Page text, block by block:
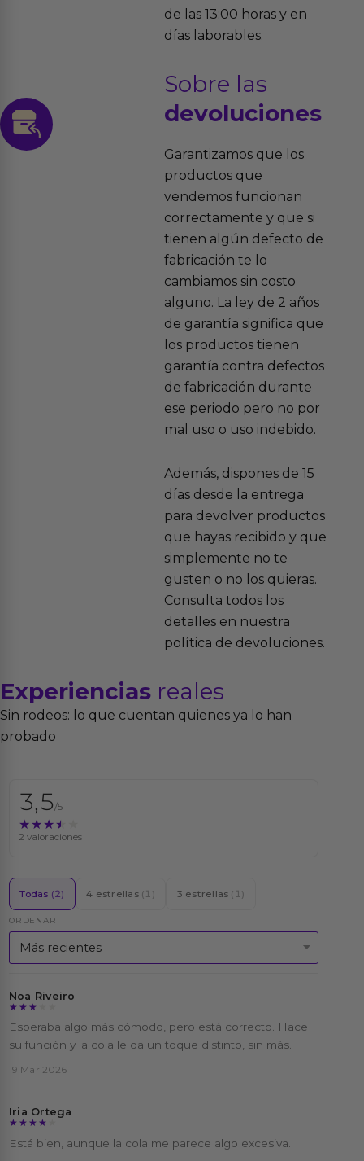
de las 13:00 horas y en
días laborables.
Sobre las
devoluciones
Garantizamos que los
productos que
vendemos funcionan
correctamente y que si
tienen algún defecto de
fabricación te lo
cambiamos sin costo
alguno. La ley de 2 años
de garantía significa que
los productos tienen
garantía contra defectos
de fabricación durante
ese periodo pero no por
mal uso o uso indebido.
Además, dispones de 15
días desde la entrega
para devolver productos
que hayas recibido y que
simplemente no te
gusten o no los quieras.
Consulta todos los
detalles en nuestra
política de devoluciones.
Experiencias reales
Sin rodeos: lo que cuentan quienes ya lo han
probado
3,5/5
★★★★★
★★★★★
2 valoraciones
Todas (2) 4 estrellas (1) 3 estrellas (1)
ORDENAR
Noa Riveiro
★★★★★
★★★★★
Esperaba algo más cómodo, pero está correcto. Hace
su función y la cola le da un toque distinto, sin más.
19 Mar 2026
Iria Ortega
★★★★★
★★★★★
Está bien, aunque la cola me parece algo excesiva.